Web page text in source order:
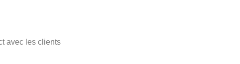
avec les clients